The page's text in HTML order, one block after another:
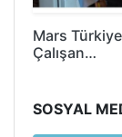
Mars
Çalışan…
SOSYAL